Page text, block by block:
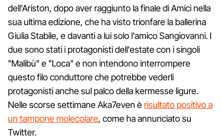
dell'Ariston, dopo aver raggiunto la finale di Amici nella
sua ultima edizione, che ha visto trionfare la ballerina
Giulia Stabile, e davanti a lui solo l'amico Sangiovanni. I
due sono stati i protagonisti dell'estate con i singoli
"Malibù" e "Loca" e non intendono interrompere
questo filo conduttore che potrebbe vederli
protagonisti anche sul palco della kermesse ligure.
Nelle scorse settimane Aka7even è risultato positivo a
un tampone molecolare, come ha annunciato su
Twitter.